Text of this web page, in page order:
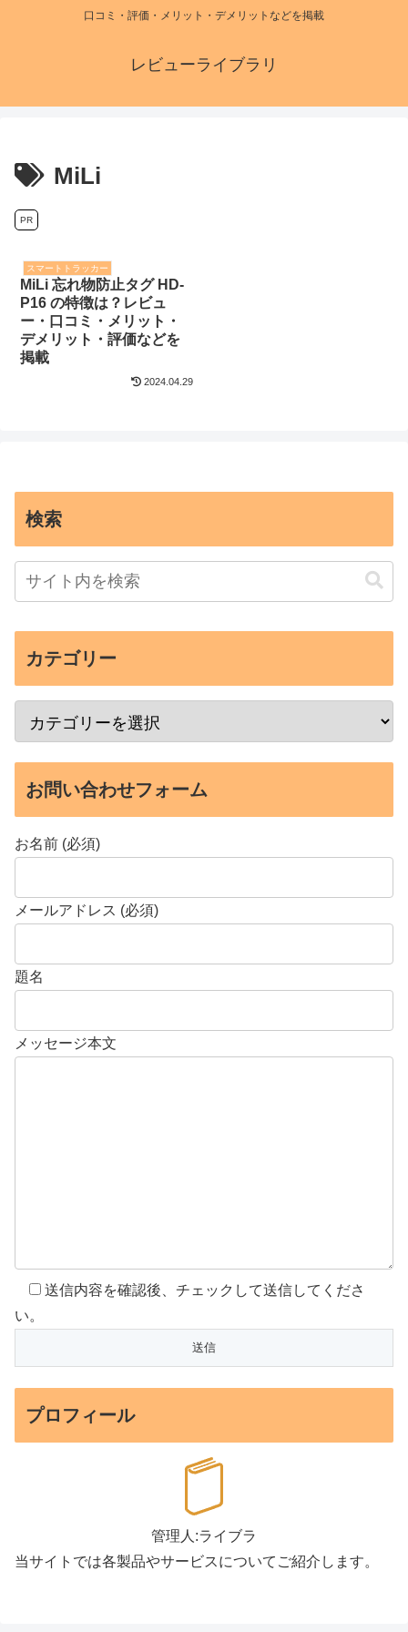
口コミ・評価・メリット・デメリットなどを掲載
レビューライブラリ
MiLi
PR
スマートトラッカー
MiLi 忘れ物防止タグ HD-
P16 の特徴は？レビュ
ー・口コミ・メリット・
デメリット・評価などを
掲載
2024.04.29
検索
カテゴリー
お問い合わせフォーム
お名前 (必須)
メールアドレス (必須)
題名
メッセージ本文
送信内容を確認後、チェックして送信してくださ
い。
プロフィール
管理人:ライブラ
当サイトでは各製品やサービスについてご紹介します。